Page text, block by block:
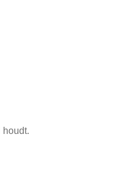
houdt.